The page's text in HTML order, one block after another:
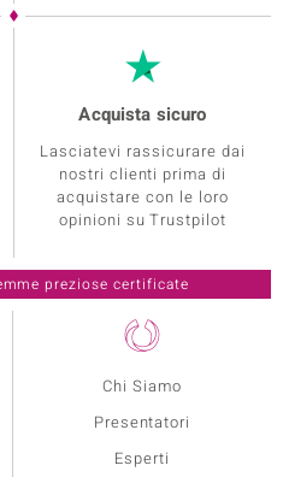
Acquista sicuro
Lasciatevi rassicurare dai
nostri clienti prima di
acquistare con le loro
opinioni su Trustpilot
Chi Siamo
Presentatori
Esperti